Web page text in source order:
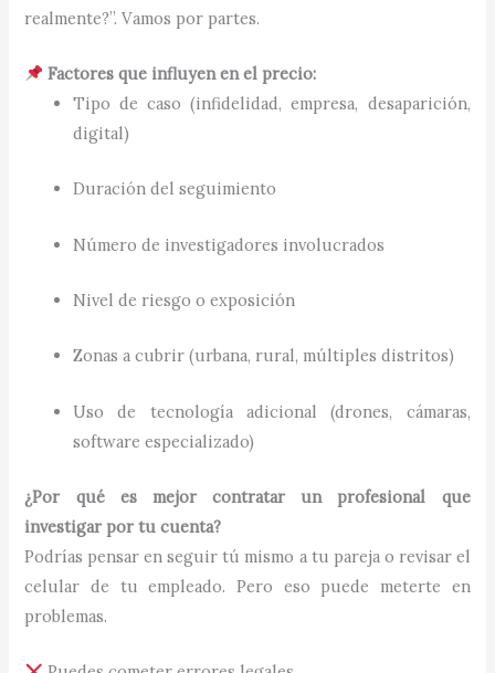
realmente?”. Vamos por partes.
Factores que influyen en el precio:
Tipo de caso (infidelidad, empresa, desaparición,
digital)
Duración del seguimiento
Número de investigadores involucrados
Nivel de riesgo o exposición
Zonas a cubrir (urbana, rural, múltiples distritos)
Uso de tecnología adicional (drones, cámaras,
software especializado)
¿Por qué es mejor contratar un profesional que
investigar por tu cuenta?
Podrías pensar en seguir tú mismo a tu pareja o revisar el
celular de tu empleado. Pero eso puede meterte en
problemas.